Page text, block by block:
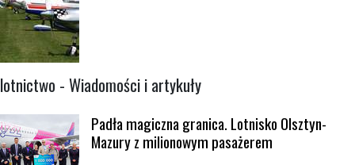
lotnictwo - Wiadomości i artykuły
Padła magiczna granica. Lotnisko Olsztyn-
Mazury z milionowym pasażerem